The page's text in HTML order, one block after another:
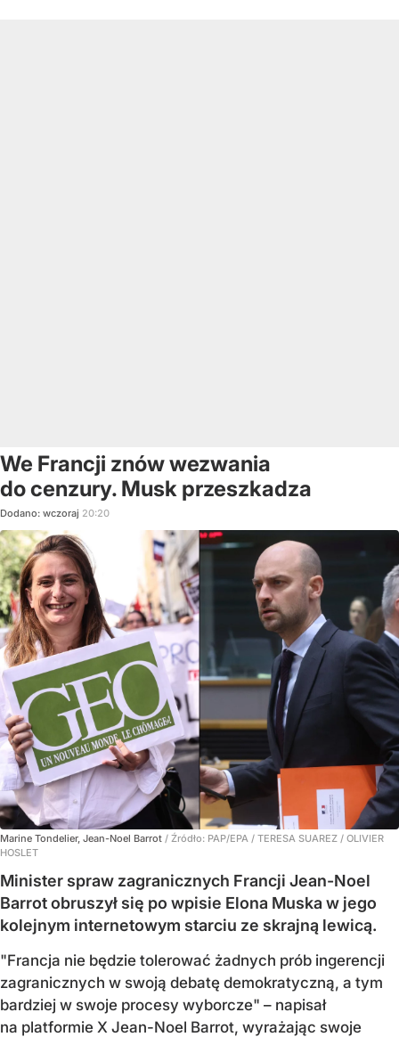
We Francji znów wezwania
do cenzury. Musk przeszkadza
Dodano: wczoraj 20:20
Marine Tondelier, Jean-Noel Barrot / Źródło: PAP/EPA / TERESA SUAREZ / OLIVIER
HOSLET
Minister spraw zagranicznych Francji Jean-Noel
Barrot obruszył się po wpisie Elona Muska w jego
kolejnym internetowym starciu ze skrajną lewicą.
"Francja nie będzie tolerować żadnych prób ingerencji
zagranicznych w swoją debatę demokratyczną, a tym
bardziej w swoje procesy wyborcze" – napisał
na platformie X Jean-Noel Barrot, wyrażając swoje